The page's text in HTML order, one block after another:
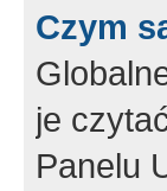
Czym
je
Panelu